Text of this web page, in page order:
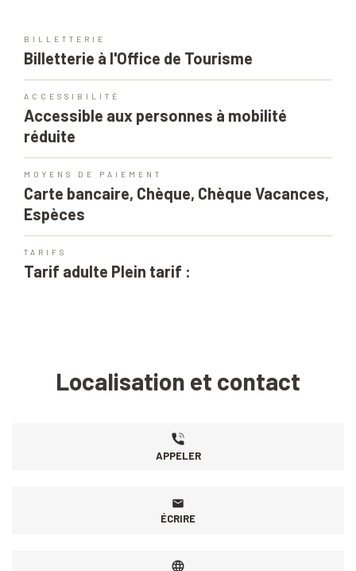
BILLETTERIE
Billetterie à l'Office de Tourisme
ACCESSIBILITÉ
Accessible aux personnes à mobilité
réduite
MOYENS DE PAIEMENT
Carte bancaire, Chèque, Chèque Vacances,
Espèces
TARIFS
Tarif adulte Plein tarif :
Localisation et contact
APPELER
ÉCRIRE